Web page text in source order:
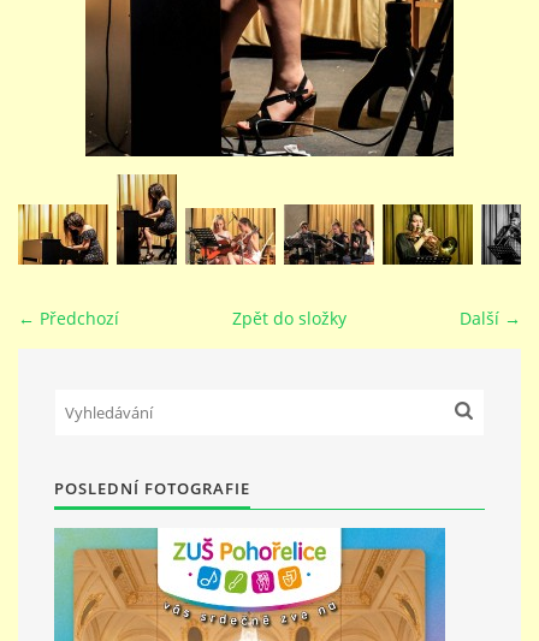
DOKUMENTY / KE STAŽENÍ
KURZY
PŘÍMĚSTSKÝ TÁBOR
MISS VÝTVARNÝ MODEL
ZAMĚSTNÁNÍ
DOTACE
← Předchozí Další →
Zpět do složky
POSLEDNÍ FOTOGRAFIE